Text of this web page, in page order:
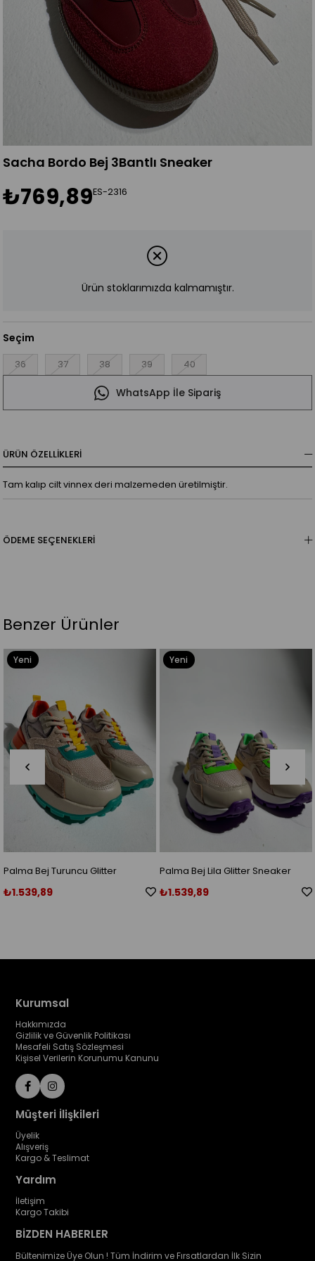
Sacha Bordo Bej 3Bantlı Sneaker
₺769,89ES-2316
Ürün stoklarımızda kalmamıştır.
Seçim
36 37 38 39 40
WhatsApp İle Sipariş
ÜRÜN ÖZELLIKLERI
Tam kalıp cilt vinnex deri malzemeden üretilmiştir.
ÖDEME SEÇENEKLERI
Benzer Ürünler
Palma Bej Lila Glitter Sneaker
Palma Siyah Fuşya
Kurumsal
Hakkımızda
Gizlilik ve Güvenlik Politikası
Mesafeli Satış Sözleşmesi
Kişisel Verilerin Korunumu Kanunu
Müşteri İlişkileri
Üyelik
Alışveriş
Kargo & Teslimat
Yardım
İletişim
Kargo Takibi
BİZDEN HABERLER
Bültenimize Üye Olun ! Tüm İndirim ve Fırsatlardan İlk Sizin